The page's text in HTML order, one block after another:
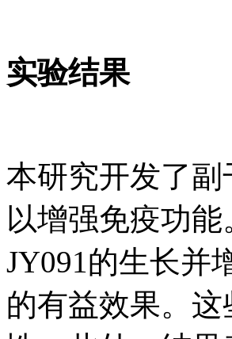
实验结果
本研究开发了
以增强免疫功
JY091的生长并
的有益效果。